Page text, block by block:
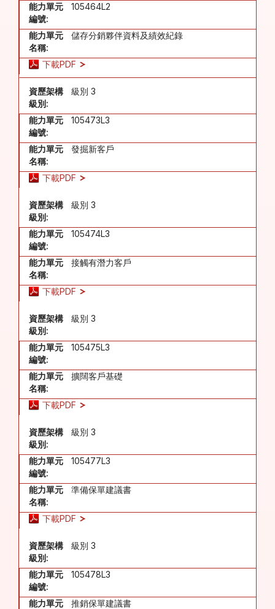
能力單元
編號:
105464L2
能力單元
名稱:
儲存分銷夥伴資料及績效紀錄
下載PDF
資歷架構
級別:
級別 3
能力單元
編號:
105473L3
能力單元
名稱:
發掘新客戶
下載PDF
資歷架構
級別:
級別 3
能力單元
編號:
105474L3
能力單元
名稱:
接觸有潛力客戶
下載PDF
資歷架構
級別:
級別 3
能力單元
編號:
105475L3
能力單元
名稱:
擴闊客戶基礎
下載PDF
資歷架構
級別:
級別 3
能力單元
編號:
105477L3
能力單元
名稱:
準備保單建議書
下載PDF
資歷架構
級別:
級別 3
能力單元
編號:
105478L3
能力單元
推銷保單建議書